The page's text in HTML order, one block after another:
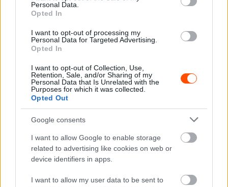
Personal Data.
Opted In
I want to opt-out of processing my
Personal Data for Targeted Advertising.
Opted In
I want to opt-out of Collection, Use,
Retention, Sale, and/or Sharing of my
Personal Data that Is Unrelated with the
Purposes for which it was collected.
Opted Out
Google consents
I want to allow Google to enable storage
related to advertising like cookies on web or
device identifiers in apps.
I want to allow my user data to be sent to
Kassán pedig már az abszolút 15. hely és 7 szerzett pont
szezonzáró Mecsek Rallyn egy Skoda Felicia Kit Carral